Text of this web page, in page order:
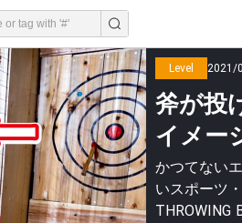
Level 2021/
斧が投
イメー
かつてない
いスポーツ
THROWING